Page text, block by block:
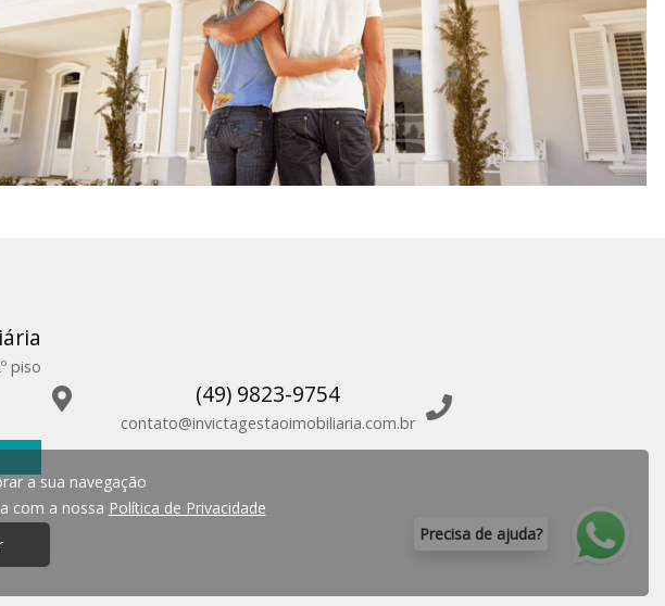
a sua navegação
com a nossa Política de Privacidade
piso
(49) 9823-9754
contato@invictagestaoimobiliaria.com.br
Precisa de ajuda?